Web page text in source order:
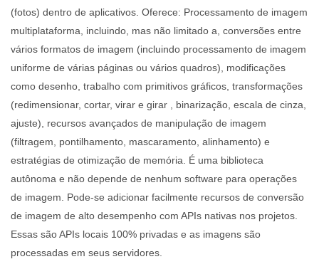
(fotos) dentro de aplicativos. Oferece: Processamento de imagem
multiplataforma, incluindo, mas não limitado a, conversões entre
vários formatos de imagem (incluindo processamento de imagem
uniforme de várias páginas ou vários quadros), modificações
como desenho, trabalho com primitivos gráficos, transformações
(redimensionar, cortar, virar e girar , binarização, escala de cinza,
ajuste), recursos avançados de manipulação de imagem
(filtragem, pontilhamento, mascaramento, alinhamento) e
estratégias de otimização de memória. É uma biblioteca
autônoma e não depende de nenhum software para operações
de imagem. Pode-se adicionar facilmente recursos de conversão
de imagem de alto desempenho com APIs nativas nos projetos.
Essas são APIs locais 100% privadas e as imagens são
processadas em seus servidores.